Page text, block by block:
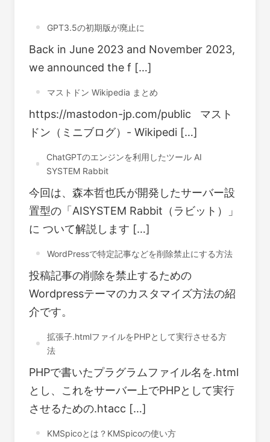
GPT3.5の初期版が廃止に
Back in June 2023 and November 2023,
we announced the f […]
マストドン Wikipedia まとめ
https://mastodon-jp.com/public マスト
ドン（ミニブログ）- Wikipedi […]
ChatGPTのエンジンを利用したツール AI
SYSTEM Rabbit
今回は、森本哲也氏が開発したサーバー設
置型の「AISYSTEM Rabbit（ラビット）」
に ついて解説します […]
WordPressで特定記事などを削除禁止にする方法
投稿記事の削除を禁止するための
Wordpressテーマのカスタマイズ方法の紹
介です。
拡張子.htmlファイルをPHPとして実行させる方
法
PHPで書いたプラグラムファイル名を.html
とし、これをサーバー上でPHPとして実行
させるための.htacc […]
KMSpicoとは？KMSpicoの使い方